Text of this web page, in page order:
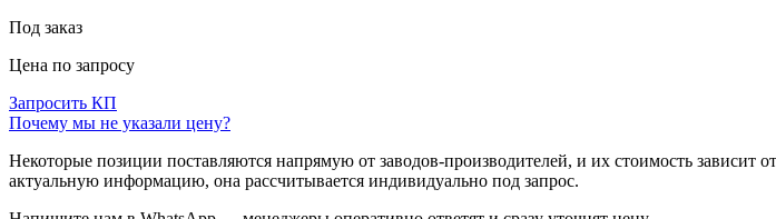
Под заказ
Цена по запросу
Запросить КП
Почему мы не указали цену?
Некоторые позиции поставляются напрямую от заводов-производителей, и их стоимость зависит
актуальную информацию, она рассчитывается индивидуально под запрос.